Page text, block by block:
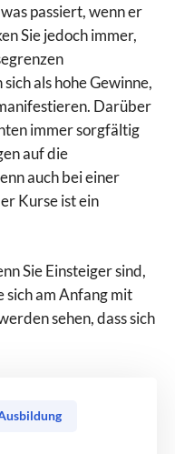
passiert, wenn er
Sie jedoch immer,
als hohe Gewinne,
Darüber
immer sorgfältig
auf die
auch bei einer
Kurse ist ein
Sie Einsteiger sind,
sich am Anfang mit
sehen, dass sich